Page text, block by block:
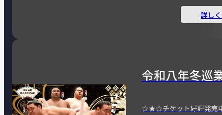
詳し
令和八年冬巡
☆★☆チケット好評発